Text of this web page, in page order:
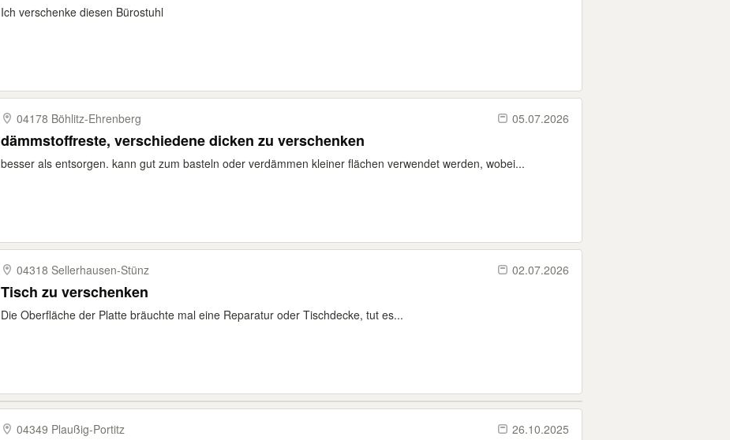
Ich verschenke diesen Bürostuhl
04178 Böhlitz-​Ehrenberg 05.07.2026
dämmstoffreste, verschiedene dicken zu verschenken
besser als entsorgen. kann gut zum basteln oder verdämmen kleiner flächen verwendet werden, wobei...
04318 Sellerhausen-​Stünz 02.07.2026
Tisch zu verschenken
Die Oberfläche der Platte bräuchte mal eine Reparatur oder Tischdecke, tut es...
04349 Plaußig-​Portitz 26.10.2025